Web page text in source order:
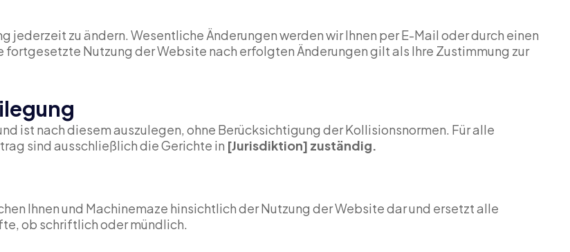
jederzeit zu ändern. Wesentliche Änderungen werden wir Ihnen per E-Mail oder durch einen
Nutzung der Website nach erfolgten Änderungen gilt als Ihre Zustimmung zur
ist nachdiesem auszulegen, ohne Berücksichtigung der Kollisionsnormen. Für alle
sind ausschließlich die Gerichte in [Jurisdiktion] zuständig.
Ihnen und Machinemaze hinsichtlich der Nutzung der Website dar und ersetzt alle
ob schriftlich oder mündlich.